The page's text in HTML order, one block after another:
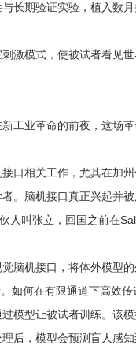
长期验证实验，植入数
刺激模式，使被试者看
工业革命的前夜，这场
口相关工作，尤其在加
。脑机接口真正兴起并
人叫张立，回国之前在
脑机接口，将体外模型
如何在有限通道下高效
模型让被试者训练。该
后，模型会预测盲人感